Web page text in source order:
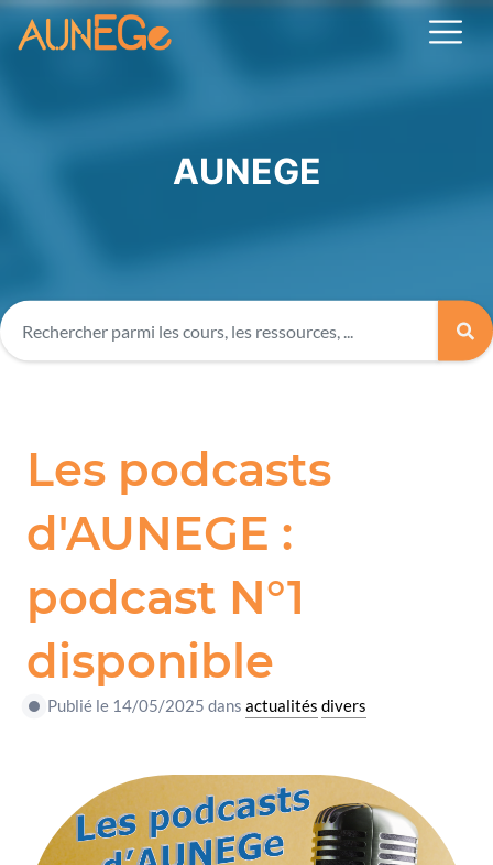
AUNEGE
Les podcasts
d'AUNEGE :
podcast N°1
disponible
Publié le 14/05/2025 dansactualités divers